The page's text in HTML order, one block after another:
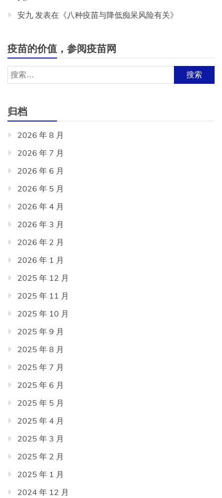
安九 发表在《八种疫苗与降低痴呆风险有关》
疫苗的价值，参阅疫苗网
搜
索：
归档
2026 年 8 月
2026 年 7 月
2026 年 6 月
2026 年 5 月
2026 年 4 月
2026 年 3 月
2026 年 2 月
2026 年 1 月
2025 年 12 月
2025 年 11 月
2025 年 10 月
2025 年 9 月
2025 年 8 月
2025 年 7 月
2025 年 6 月
2025 年 5 月
2025 年 4 月
2025 年 3 月
2025 年 2 月
2025 年 1 月
2024 年 12 月